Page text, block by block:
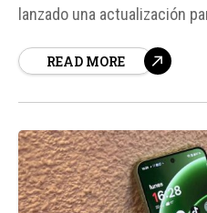
lanzado una actualización
Galaxy disfrutar de
READ MORE